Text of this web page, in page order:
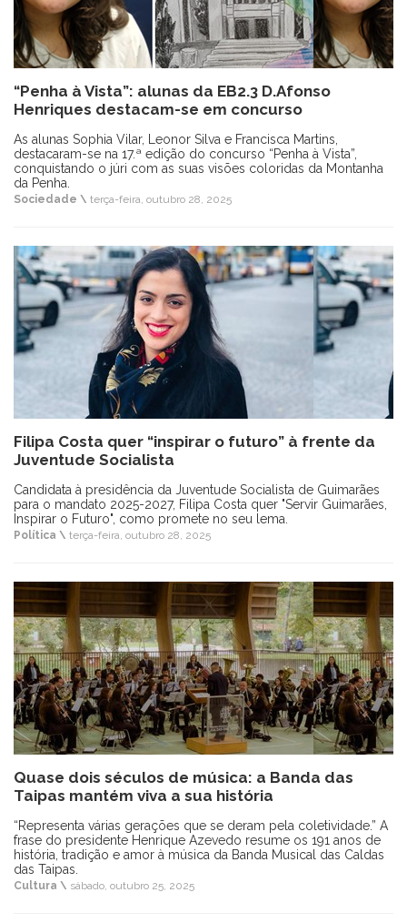
“Penha à Vista”: alunas da EB2.3 D.Afonso
Henriques destacam-se em concurso
As alunas Sophia Vilar, Leonor Silva e Francisca Martins,
destacaram-se na 17.ª edição do concurso “Penha à Vista”,
conquistando o júri com as suas visões coloridas da Montanha
da Penha.
Sociedade \ terça-feira, outubro 28, 2025
Filipa Costa quer “inspirar o futuro” à frente da
Juventude Socialista
Candidata à presidência da Juventude Socialista de Guimarães
para o mandato 2025-2027, Filipa Costa quer "Servir Guimarães,
Inspirar o Futuro", como promete no seu lema.
Política \ terça-feira, outubro 28, 2025
Quase dois séculos de música: a Banda das
Taipas mantém viva a sua história
“Representa várias gerações que se deram pela coletividade.” A
frase do presidente Henrique Azevedo resume os 191 anos de
história, tradição e amor à música da Banda Musical das Caldas
das Taipas.
Cultura \ sábado, outubro 25, 2025